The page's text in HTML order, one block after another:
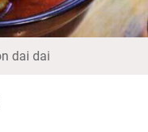
dai dai